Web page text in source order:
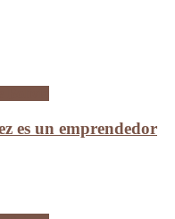
es un emprendedor